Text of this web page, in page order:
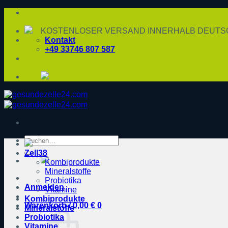
Zum
springen KOSTENLOSER VERSAND INNERHALB
Kontakt
+49 33746 807 587
Suche
nach:
Anmelden
Warenkorb /0,00 € 0
Zell38
Kombiprodukte
Mineralstoffe
Probiotika
Vitamine
Kombiprodukte
Mineralstoffe
Probiotika
Vitamine